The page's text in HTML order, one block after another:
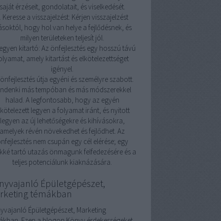
saját érzéseit, gondolatait, és viselkedését.
Keresse a visszajelzést: Kérjen visszajelzést
hogy hol van helye a fejlődésnek, és
milyen területeken teljesít jól.
kitartó: Az önfejlesztés egy hosszú távú
amely kitartást és elkötelezettséget
igényel.
útja egyéni és személyre szabott.
más tempóban és más módszerekkel
halad. A legfontosabb, hogy az egyén
legyen a folyamat iránt, és nyitott
legyen az új lehetőségekre és kihívásokra,
amelyek révén növekedhet és fejlődhet. Az
nem csupán egy cél elérése; egy
tartó utazás önmagunk felfedezésére és a
teljes potenciálunk kiaknázására.
Épületgépészet,
témákban
Épületgépészet, Marketing